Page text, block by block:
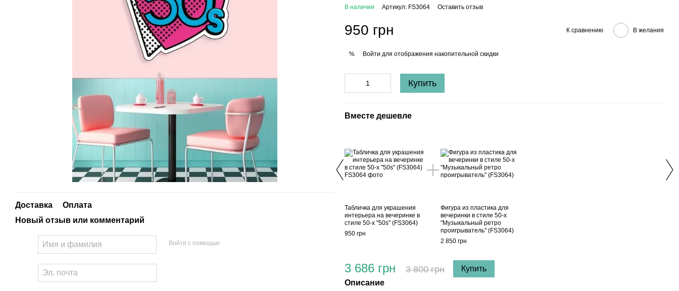
Доставка
Оплата
Новый отзыв или комментарий
Войти с помощью
В наличии Артикул: FS3064 Оставить отзыв
950 грн К сравнению В желания
% Войти для отображения накопительной скидки
Купить
Вместе дешевле
Табличка для украшения
интерьера на вечеринке в
стиле 50-х "50s" (FS3064)
950 грн
Фигура из пластика для
вечеринки в стиле 50-х
"Музыкальный ретро
проигрыватель" (FS3064)
2 850 грн
3 686 грн 3 800 грн Купить
Описание